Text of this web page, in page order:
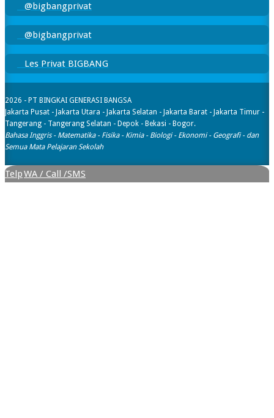
@bigbangprivat
@bigbangprivat
Les Privat BIGBANG
2026 - PT BINGKAI GENERASI BANGSA
Jakarta Pusat - Jakarta Utara - Jakarta Selatan - Jakarta Barat - Jakarta Timur -
Tangerang - Tangerang Selatan - Depok - Bekasi - Bogor.
Bahasa Inggris - Matematika - Fisika - Kimia - Biologi - Ekonomi - Geografi​ - dan
Semua Mata Pelajaran Sekolah
TelpWA / Call /SMS